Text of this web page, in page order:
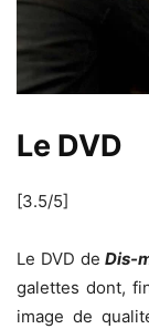
Le DVD
[3.5/5]
Le DVD deDis-
galettes dont,
image de